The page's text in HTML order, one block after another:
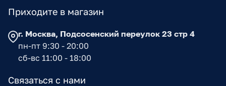
Приходите в магазин
г. Москва, Подсосенский переулок 23 стр 4
пн-пт 9:30 - 20:00
сб-вс 11:00 - 18:00
Связаться с нами